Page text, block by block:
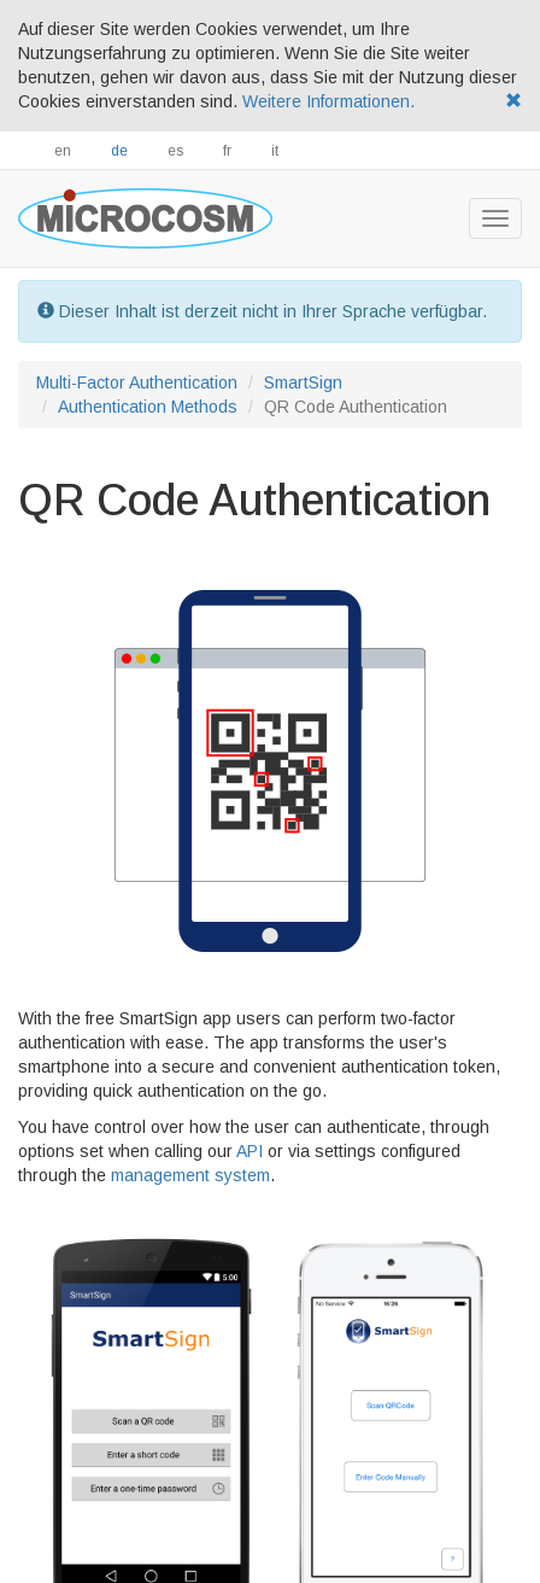
Auf dieser Site werden Cookies verwendet, um Ihre
Nutzungserfahrung zu optimieren. Wenn Sie die Site weiter
benutzen, gehen wir davon aus, dass Sie mit der Nutzung dieser
Cookies einverstanden sind. Weitere Informationen.
en de es fr it
Dieser Inhalt ist derzeit nicht in Ihrer Sprache verfügbar.
Multi-Factor Authentication
SmartSign
Authentication Methods
QR Code Authentication
QR Code Authentication
With the free SmartSign app users can perform two-factor
authentication with ease. The app transforms the user's
smartphone into a secure and convenient authentication token,
providing quick authentication on the go.
You have control over how the user can authenticate, through
options set when calling ourAPI or via settings configured
through the management system.